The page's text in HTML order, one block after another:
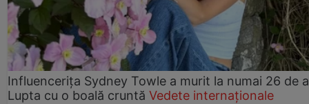
Influencerița Sydney Towle a murit la numai 26 de
Lupta cu o boală cruntă Vedete internaționale